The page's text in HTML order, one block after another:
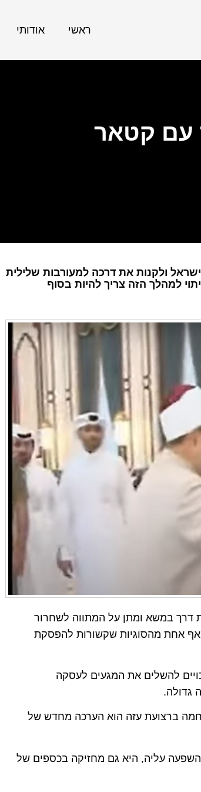
ראשי אודותי
עם קטאר
ולקנות את דרכה למעורבות שלילית
למהלך הזה צריך להיות בסוף
דרך במשא ומתן על המתווה לשחרור
אף אחת מהסוגיות שקשורות להפסקת
להשלים את המגעים לעסקה
ברצועת עזה הוא הערכה מחדש של
עליה, היא גם מחזיקה בכספים של